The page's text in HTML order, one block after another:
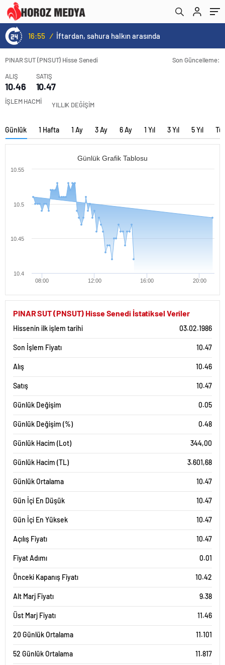
16:55 / İftardan, sahura halkın arasında
PINAR SUT (PNSUT) Hisse Senedi
Son Güncelleme:
ALIŞ
10.46
SATIŞ
10.47
İŞLEM HACMİ YILLIK DEĞİŞİM
Günlük 1 Hafta 1 Ay 3 Ay 6 Ay 1 Yıl 3 Yıl 5 Yıl
Günlük Grafik Tablosu
12:00
08:00 16:00 20:00
10.4
10.45
10.5
10.55
PINAR SUT (PNSUT) Hisse Senedi İstatiksel Veriler
Hissenin ilk işlem tarihi 03.02.1986
Son İşlem Fiyatı 10.47
Alış 10.46
Satış 10.47
Günlük Değişim 0.05
Günlük Değişim (%) 0.48
Günlük Hacim (Lot) 344,00
Günlük Hacim (TL) 3.601,68
Günlük Ortalama 10.47
Gün İçi En Düşük 10.47
Gün İçi En Yüksek 10.47
Açılış Fiyatı 10.47
Fiyat Adımı 0.01
Önceki Kapanış Fiyatı 10.42
Alt Marj Fiyatı 9.38
Üst Marj Fiyatı 11.46
20 Günlük Ortalama 11.101
52 Günlük Ortalama 11.817